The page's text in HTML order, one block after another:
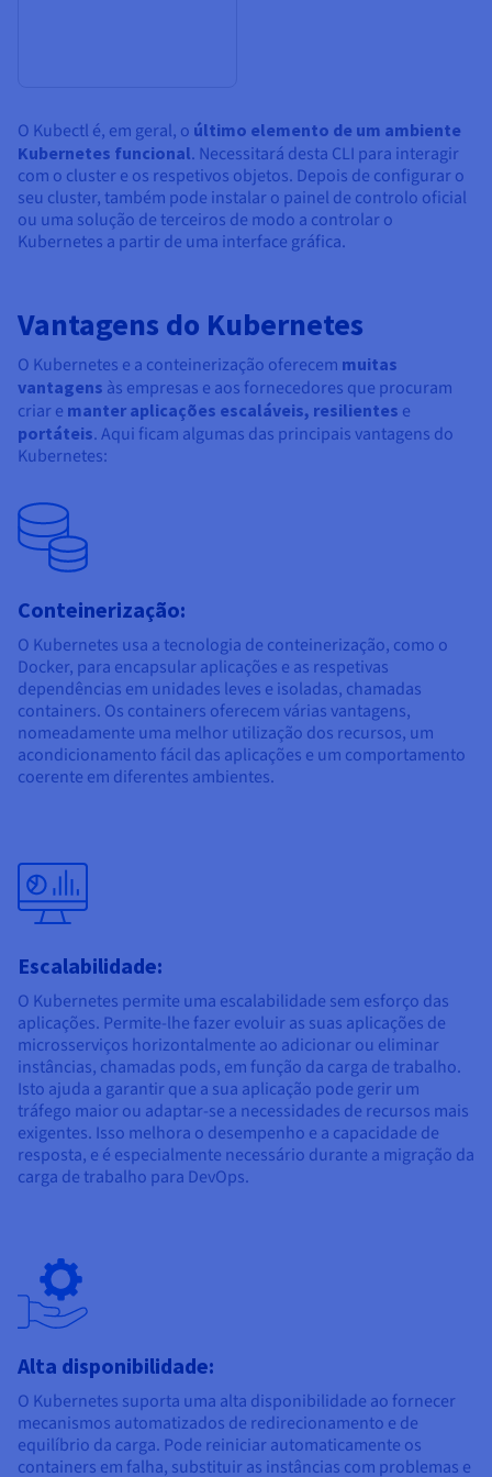
O Kubectl é, em geral, o último elemento de um ambiente
Kubernetes funcional. Necessitará desta CLI para interagir
com o cluster e os respetivos objetos. Depois de configurar o
seu cluster, também pode instalar o painel de controlo oficial
ou uma solução de terceiros de modo a controlar o
Kubernetes a partir de uma interface gráfica.
Vantagens do Kubernetes
O Kubernetes e a conteinerização oferecem muitas
vantagens às empresas e aos fornecedores que procuram
criar e manter aplicações escaláveis, resilientes e
portáteis. Aqui ficam algumas das principais vantagens do
Kubernetes:
Conteinerização:
O Kubernetes usa a tecnologia de conteinerização, como o
Docker, para encapsular aplicações e as respetivas
dependências em unidades leves e isoladas, chamadas
containers. Os containers oferecem várias vantagens,
nomeadamente uma melhor utilização dos recursos, um
acondicionamento fácil das aplicações e um comportamento
coerente em diferentes ambientes.
Escalabilidade:
O Kubernetes permite uma escalabilidade sem esforço das
aplicações. Permite-lhe fazer evoluir as suas aplicações de
microsserviços horizontalmente ao adicionar ou eliminar
instâncias, chamadas pods, em função da carga de trabalho.
Isto ajuda a garantir que a sua aplicação pode gerir um
tráfego maior ou adaptar-se a necessidades de recursos mais
exigentes. Isso melhora o desempenho e a capacidade de
resposta, e é especialmente necessário durante a migração da
carga de trabalho para DevOps.
Alta disponibilidade:
O Kubernetes suporta uma alta disponibilidade ao fornecer
mecanismos automatizados de redirecionamento e de
equilíbrio da carga. Pode reiniciar automaticamente os
containers em falha, substituir as instâncias com problemas e